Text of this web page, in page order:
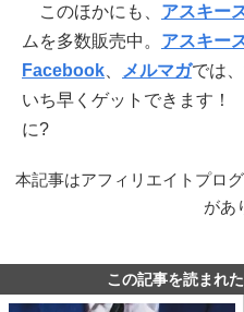
このほかにも、 アスキー
ムを多数販売中。 アスキー
Facebook
メルマガでは
いち早くゲットできます
に?
本記事はアフィリエイトプロ
があ
この記事を読まれ